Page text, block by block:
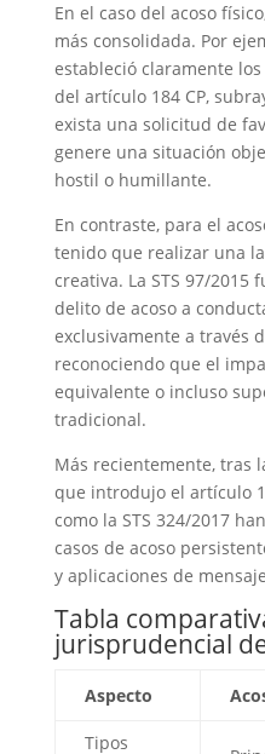
En el caso del acoso
más consolidada. Por
estableció claramente
del artículo 184 CP,
exista una solicitud de
genere una situación
hostil o humillante.
En contraste, para el
tenido que realizar una
creativa. La STS 97/2015
delito de acoso a
exclusivamente a través
reconociendo que el
equivalente o incluso
tradicional.
Más recientemente, tras
que introdujo el artículo
como la STS 324/2017
casos de acoso
y aplicaciones de
Tabla
jurisprudencial
Aspecto
Tipos